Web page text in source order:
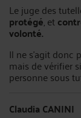
Le juge des
protégé, et
volonté.
Il ne s'agit donc
mais de vérifier
personne sous
Claudia CANINI